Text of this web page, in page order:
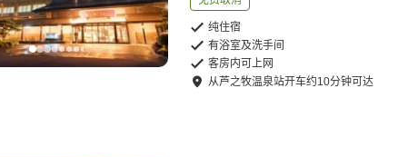
纯住宿
有浴室及洗手间
客房内可上网
从芦之牧温泉站开车约10分钟可达